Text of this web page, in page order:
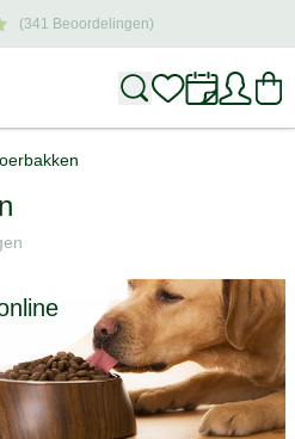
(341 Beoordelingen)